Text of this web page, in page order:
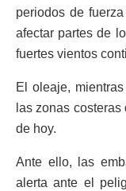
periodos de
afectar partes de
fuertes vientos
El oleaje,
las zonas
de hoy.
Ante ello, las
alerta ante el